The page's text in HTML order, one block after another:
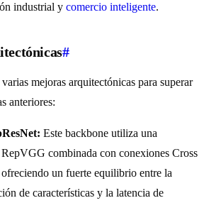
industrial y comercio inteligente.
#
mejoras arquitectónicas para superar
anteriores:
Este backbone utiliza una
combinada con conexiones Cross
un fuerte equilibrio entre la
de características y la latencia de